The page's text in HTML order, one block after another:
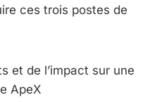
ces trois postes de
et de l’impact sur une
ApeX